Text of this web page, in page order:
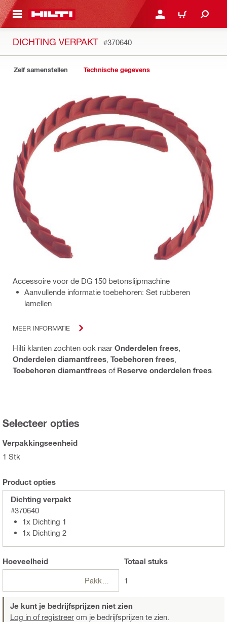
HOOFDINHOUD AANMELDEN OF
WINKELWAGEN
DICHTING VERPAKT #370640
Zelf samenstellen Technische gegevens
Accessoire voor de DG 150 betonslijpmachine
Aanvullende informatie toebehoren: Set rubberen
lamellen
MEER INFORMATIE
Hilti klanten zochten ook naar Onderdelen frees
Onderdelen diamantfrees Toebehoren frees
Toebehoren diamantfrees of Reserve onderdelen frees
Selecteer opties
Verpakkingseenheid
1 Stk
Product opties
Dichting verpakt
#370640
1x Dichting 1
1x Dichting 2
Hoeveelheid
Pakketten
Totaal stuks
1
Je kunt je bedrijfsprijzen niet zien
Log in of registreer om je bedrijfsprijzen te zien.